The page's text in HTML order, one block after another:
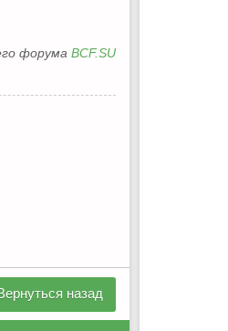
форума BCF.SU
назад